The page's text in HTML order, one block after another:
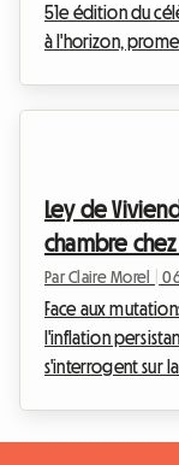
51e édition du
à l'horizon,
représente le
Ley de
chambre
propriétaires
Par Claire Morel
Face aux
l'inflation
s'interrogent sur